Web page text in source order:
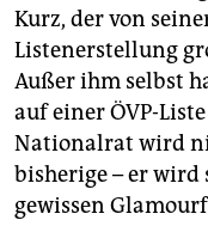
epaper login
Kurz, der von
Listenerstellung
Außer ihm selbst
auf einer ÖVP-
Nationalrat wird
bisherige – er wird
gewissen